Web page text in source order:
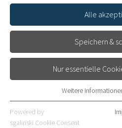
Alle
Speichern &
Nur essentielle
Essentielle Cookies werden für
Webseite benötigt. Dadurch ist
Weitere
Powered by
sgalinski Cookie Consent